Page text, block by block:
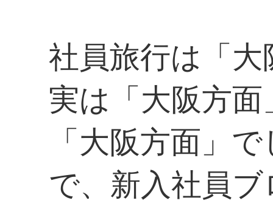
社員旅行は「
実は「大阪方
「大阪方面」
で、新入社員